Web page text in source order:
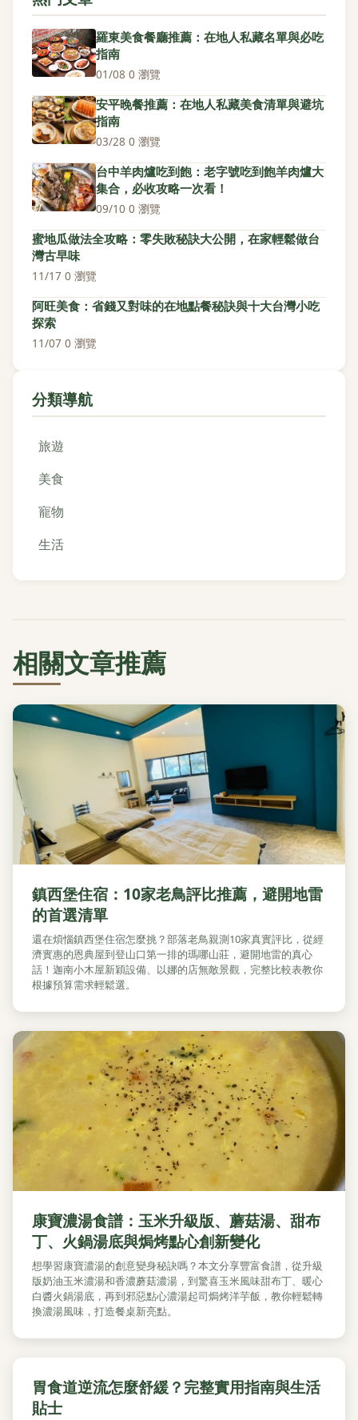
羅東美食餐廳推薦：在地人私藏名單與必吃
指南
01/08·0 瀏覽
安平晚餐推薦：在地人私藏美食清單與避坑
指南
03/28·0 瀏覽
台中羊肉爐吃到飽：老字號吃到飽羊肉爐大
集合，必收攻略一次看！
09/10·0 瀏覽
蜜地瓜做法全攻略：零失敗秘訣大公開，在家輕鬆做台
灣古早味
11/17·0 瀏覽
阿旺美食：省錢又對味的在地點餐秘訣與十大台灣小吃
探索
11/07·0 瀏覽
分類導航
旅遊
美食
寵物
生活
相關文章推薦
鎮西堡住宿：10家老鳥評比推薦，避開地雷
的首選清單
還在煩惱鎮西堡住宿怎麼挑？部落老鳥親測10家真實評比，從經
濟實惠的恩典屋到登山口第一排的瑪哪山莊，避開地雷的真心
話！迦南小木屋新穎設備、以娜的店無敵景觀，完整比較表教你
根據預算需求輕鬆選。
康寶濃湯食譜：玉米升級版、蘑菇湯、甜布
丁、火鍋湯底與焗烤點心創新變化
想學習康寶濃湯的創意變身秘訣嗎？本文分享豐富食譜，從升級
版奶油玉米濃湯和香濃蘑菇濃湯，到驚喜玉米風味甜布丁、暖心
白醬火鍋湯底，再到邪惡點心濃湯起司焗烤洋芋飯，教你輕鬆轉
換濃湯風味，打造餐桌新亮點。
胃食道逆流怎麼舒緩？完整實用指南與生活
貼士